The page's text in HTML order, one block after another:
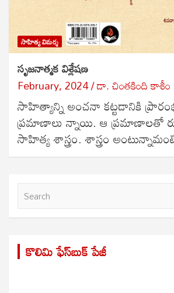
సాహిత్య విమర్శ
సృజనాత్మక విశ్లేషణ
February, 2024 డా. చింత‌కింది కాశీం
సాహిత్యాన్ని అంచనా కట్టడానికి
ప్రమాణాలు న్నాయి. ఆ ప్రమాణాలతో
సాహిత్య శాస్త్రం. శాస్త్రం
a
r
c కొలిమి ఫేస్‌బుక్ పేజీ